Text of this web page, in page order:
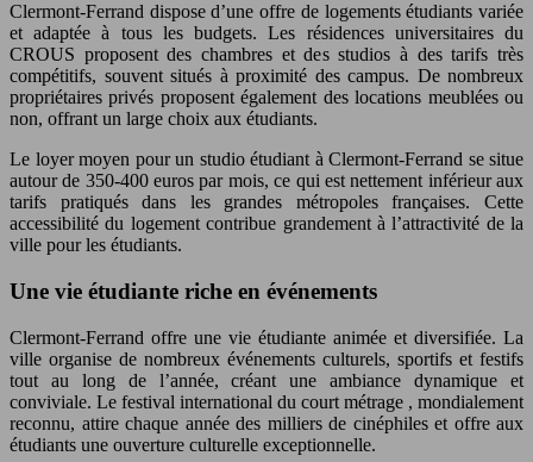
Clermont-Ferrand dispose d’une offre de logements étudiants variée
et adaptée à tous les budgets. Les résidences universitaires du
CROUS proposent des chambres et des studios à des tarifs très
compétitifs, souvent situés à proximité des campus. De nombreux
propriétaires privés proposent également des locations meublées ou
non, offrant un large choix aux étudiants.
Le loyer moyen pour un studio étudiant à Clermont-Ferrand se situe
autour de 350-400 euros par mois, ce qui est nettement inférieur aux
tarifs pratiqués dans les grandes métropoles françaises. Cette
accessibilité du logement contribue grandement à l’attractivité de la
ville pour les étudiants.
Une vie étudiante riche en événements
Clermont-Ferrand offre une vie étudiante animée et diversifiée. La
ville organise de nombreux événements culturels, sportifs et festifs
tout au long de l’année, créant une ambiance dynamique et
conviviale. Le festival international du court métrage , mondialement
reconnu, attire chaque année des milliers de cinéphiles et offre aux
étudiants une ouverture culturelle exceptionnelle.